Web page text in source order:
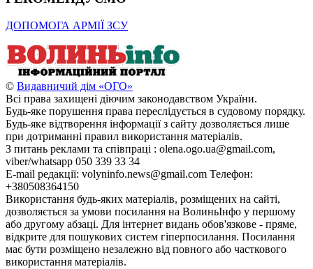
ДОПОМОГА АРМІЇ ЗСУ
© Видавничий дім «ОГО»
Всі права захищені діючим законодавством України.
Будь-яке порушення права переслідується в судовому порядку.
Будь-яке відтворення інформації з сайту дозволяється лише
при дотриманні правил використання матеріалів.
З питань реклами та співпраці : olena.ogo.ua@gmail.com,
viber/whatsapp 050 339 33 34
E-mail редакції: volyninfo.news@gmail.com Телефон:
+380508364150
Використання будь-яких матеріалів, розміщених на сайті,
дозволяється за умови посилання на ВолиньІнфо у першому
або другому абзаці. Для інтернет видань обов'язкове - пряме,
відкрите для пошукових систем гіперпосилання. Посилання
має бути розміщено незалежно від повного або часткового
використання матеріалів.